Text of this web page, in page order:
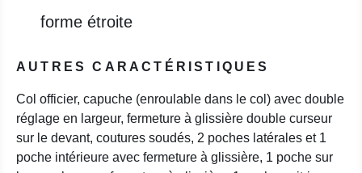
forme étroite
AUTRES CARACTÉRISTIQUES
Col officier, capuche (enroulable dans le col) avec double
réglage en largeur, fermeture à glissière double curseur
sur le devant, coutures soudés, 2 poches latérales et 1
poche intérieure avec fermeture à glissière, 1 poche sur